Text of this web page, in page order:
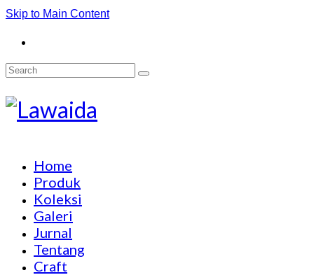
Skip to Main Content
Search
Home
Produk
Koleksi
Galeri
Jurnal
Tentang
Craft